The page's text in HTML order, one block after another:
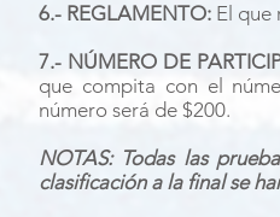
6.- REGLAMENTO: El que
7.- NÚMERO DE
que compita con el
número será de $200.
NOTAS: Todas las
clasificación a la final se